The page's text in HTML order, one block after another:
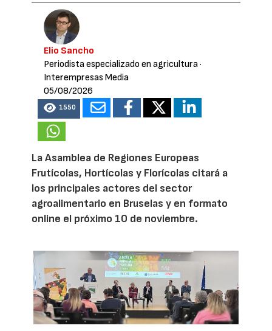
Elio Sancho
Periodista especializado en agricultura·
Interempresas Media
05/08/2026
1550
La Asamblea de Regiones Europeas
Frutícolas, Hortícolas y Florícolas citará a
los principales actores del sector
agroalimentario en Bruselas y en formato
online el próximo 10 de noviembre.